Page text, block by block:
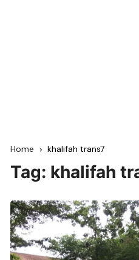
Home khalifah trans7
Tag: khalifah